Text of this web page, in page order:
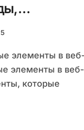
на
элементы в веб-
которые